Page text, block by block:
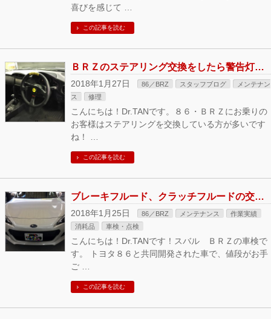
喜びを感じて …
この記事を読む
ＢＲＺのステアリング交換をしたら警告灯が点灯してしまった！
2018年1月27日 86／BRZ スタッフブログ
メンテナン
ス
修理
こんにちは！Dr.TANです。８６・ＢＲＺにお乗りの
お客様はステアリングを交換している方が多いです
ね！ …
この記事を読む
ブレーキフルード、クラッチフルードの交換時期は？金額は？ＢＲＺ ＺＣ６の車検の場合。
2018年1月25日 86／BRZ メンテナンス
作業実績
消耗品
車検・点検
こんにちは！Dr.TANです！スバル ＢＲＺの車検で
す。 トヨタ８６と共同開発された車で、値段がお手
ご …
この記事を読む